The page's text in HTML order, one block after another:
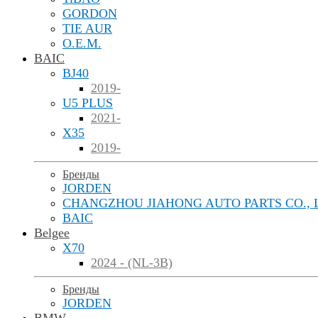
GORDON
TIE AUR
O.E.M.
BAIC
BJ40
2019-
U5 PLUS
2021-
X35
2019-
Бренды
JORDEN
CHANGZHOU JIAHONG AUTO PARTS CO.,
BAIC
Belgee
X70
2024 - (NL-3B)
Бренды
JORDEN